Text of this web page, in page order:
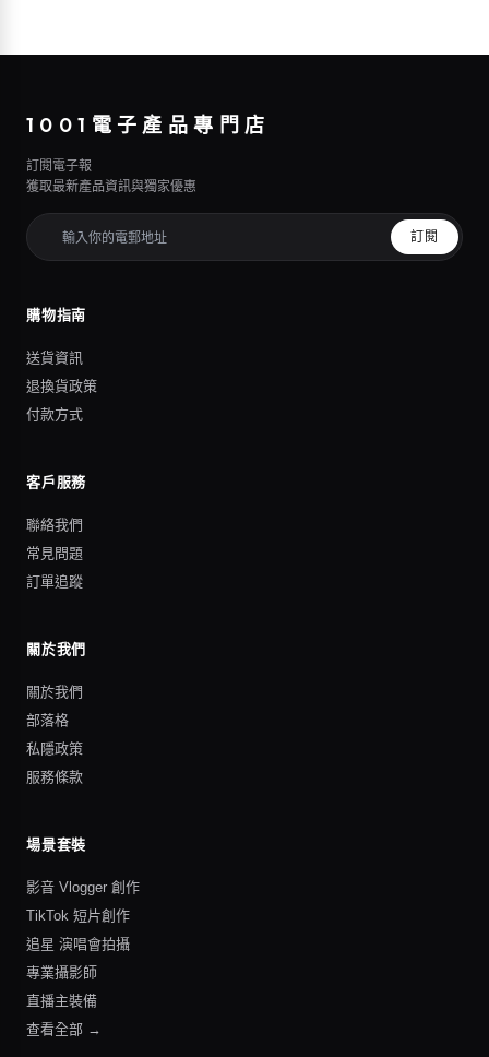
1001電子產品專門店
訂閱電子報
獲取最新產品資訊與獨家優惠
訂閱
購物指南
送貨資訊
退換貨政策
付款方式
客戶服務
聯絡我們
常見問題
訂單追蹤
關於我們
關於我們
部落格
私隱政策
服務條款
場景套裝
影音 Vlogger 創作
TikTok 短片創作
追星 演唱會拍攝
專業攝影師
直播主裝備
查看全部 →